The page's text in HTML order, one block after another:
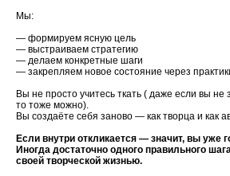
Мы:
— формируем ясную цель
— выстраиваем стратегию
— делаем конкретные шаги
— закрепляем новое состояние через
Вы не просто учитесь ткать ( даже если вы не
то тоже можно).
Вы создаёте себя заново — как творца и как
Если внутри откликается — значит, вы уже
Иногда достаточно одного правильного
своей творческой жизнью.